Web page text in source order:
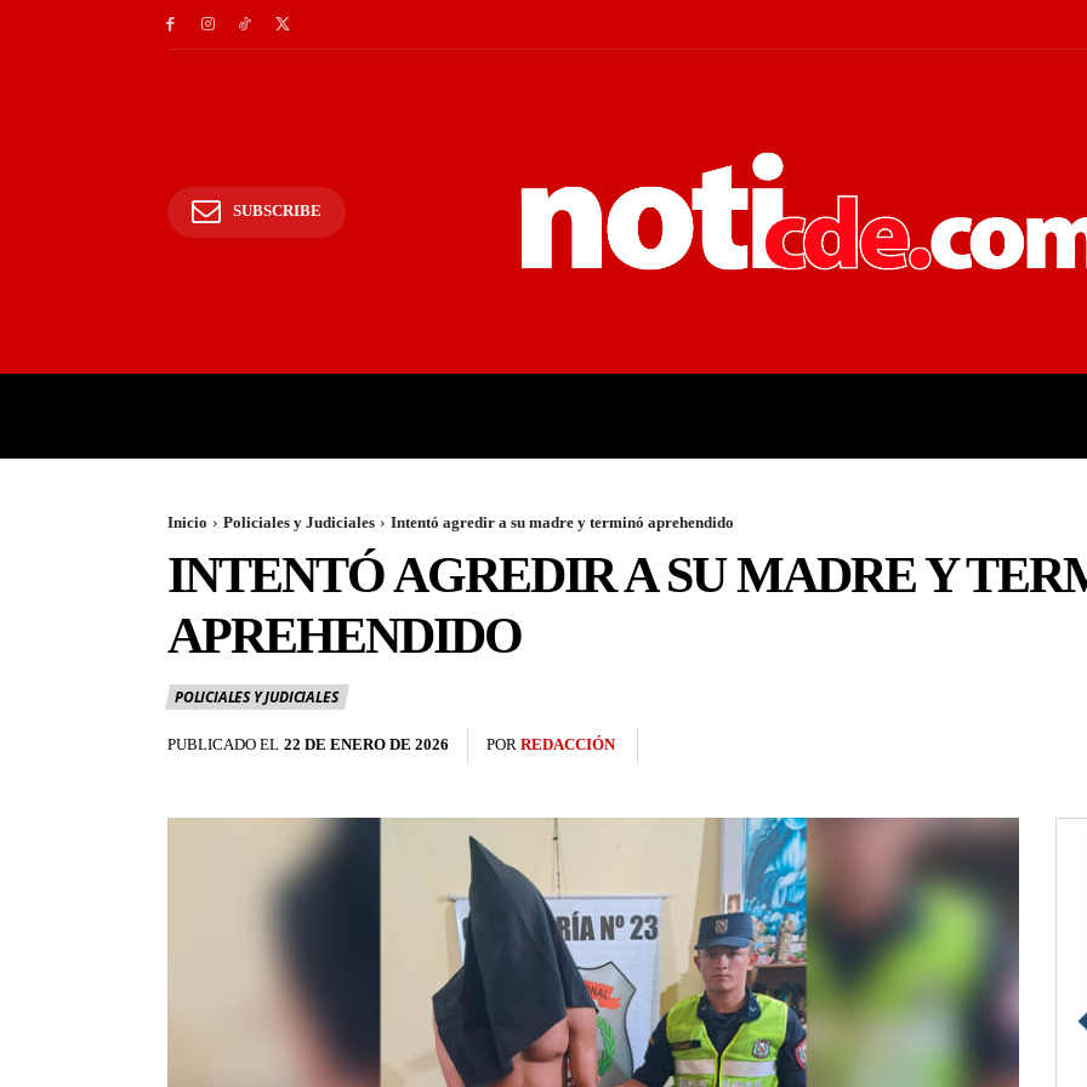
SUBSCRIBE
Inicio Policiales y Judiciales Intentó agredir a su madre y terminó aprehendido
INTENTÓ AGREDIR A SU MADRE Y
APREHENDIDO
POLICIALES Y JUDICIALES
PUBLICADO EL 22 DE ENERO DE 2026 POR REDACCIÓN